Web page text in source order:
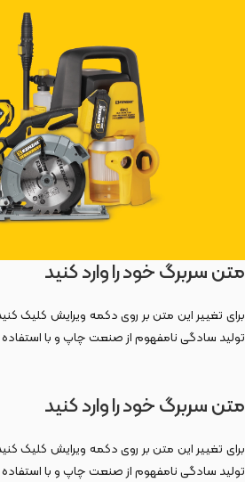
متن سربرگ خود را وارد کنید
برای تغییر این متن بر روی دکمه ویرایش کلیک
تولید سادگی نامفهوم از صنعت چاپ و با
متن سربرگ خود را وارد کنید
برای تغییر این متن بر روی دکمه ویرایش کلیک
تولید سادگی نامفهوم از صنعت چاپ و با